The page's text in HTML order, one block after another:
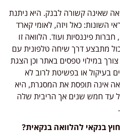
קשורה לבנק. היא ניתנת
כאל ויזה, לאומי קארד
פיננסיות ועוד. הלוואה זו
דרך שיחה טלפונית עם
במילוי טפסים באתר וכן הצגת
או בפשיטת לרוב לא
תופסת את המסגרת, היא
חמש שנים אך הריבית שלה
להלוואה בנקאית?